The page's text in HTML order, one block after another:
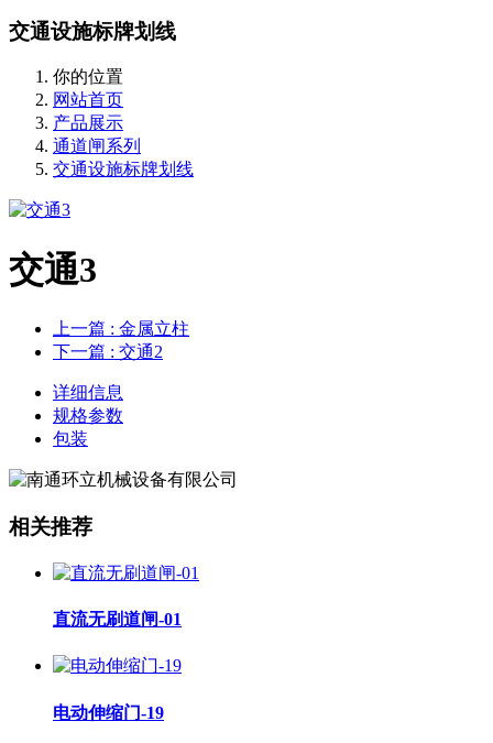
交通设施标牌划线
你的位置
网站首页
产品展示
通道闸系列
交通设施标牌划线
交通3
上一篇 : 金属立柱
下一篇 : 交通2
详细信息
规格参数
包装
相关推荐
直流无刷道闸-01
电动伸缩门-19